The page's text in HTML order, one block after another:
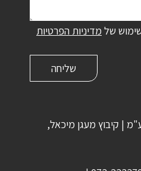
של מדיניות הפרטיות
| קיבוץ מעגן מיכאל,